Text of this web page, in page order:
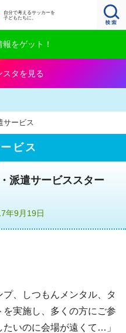
自分で考えるサッカーを
子どもたちに。
をゲット！
スタを見る
サービス
ビス
派遣サービススター
年9月19日
、しつもんメンタル、タ
実施し、多くの方にご参
いのに会場が遠くて…」